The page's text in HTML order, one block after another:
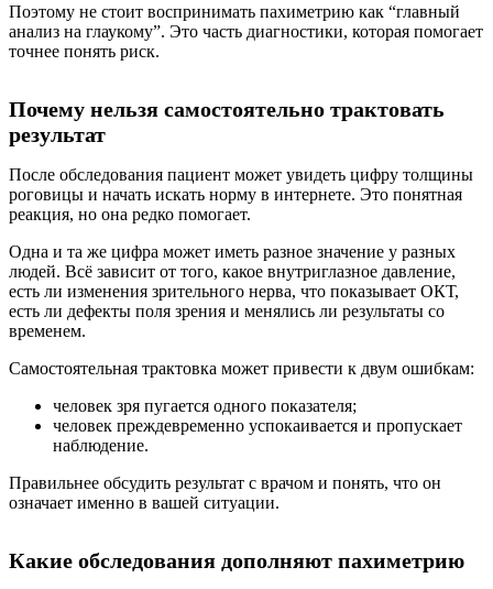
Поэтому не стоит воспринимать пахиметрию как “главный
анализ на глаукому”. Это часть диагностики, которая помогает
точнее понять риск.
Почему нельзя самостоятельно трактовать
результат
После обследования пациент может увидеть цифру толщины
роговицы и начать искать норму в интернете. Это понятная
реакция, но она редко помогает.
Одна и та же цифра может иметь разное значение у разных
людей. Всё зависит от того, какое внутриглазное давление,
есть ли изменения зрительного нерва, что показывает ОКТ,
есть ли дефекты поля зрения и менялись ли результаты со
временем.
Самостоятельная трактовка может привести к двум ошибкам:
человек зря пугается одного показателя;
человек преждевременно успокаивается и пропускает
наблюдение.
Правильнее обсудить результат с врачом и понять, что он
означает именно в вашей ситуации.
Какие обследования дополняют пахиметрию